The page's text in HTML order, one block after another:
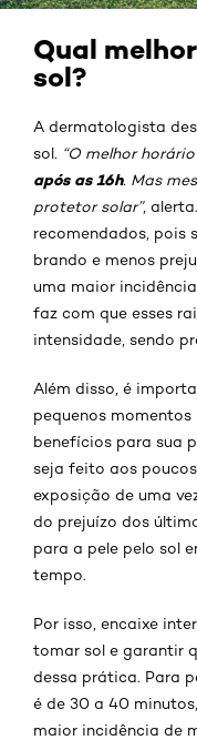
Qual
sol?
A dermatologista
sol. “O melhor
após as 16h. Mas
protetor solar”,
recomendados, pois
brando e menos
uma maior
faz com que esses
intensidade, sendo
Além disso, é
pequenos
benefícios para sua
seja feito aos
exposição de uma
do prejuízo dos
para a pele pelo sol
tempo.
Por isso, encaixe
tomar sol e garantir
dessa prática. Para
é de 30 a 40
maior incidência de